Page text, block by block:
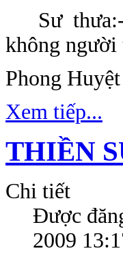
Sư
không người
Phong
Xem tiếp...
THIỀN
Chi tiết
Được
2009